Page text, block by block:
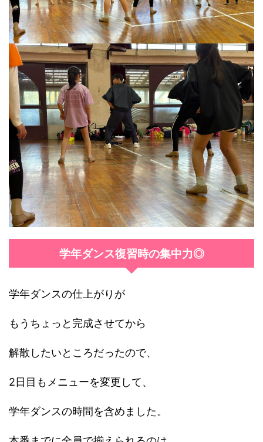
学年ダンス復習時の集中力◎
学年ダンスの仕上がりが
もうちょっと完成させてから
解散したいところだったので、
2日目もメニューを変更して、
学年ダンスの時間を含めました。